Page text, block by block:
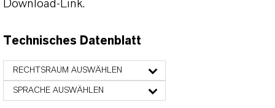
Download-Link.
Technisches Datenblatt
RECHTSRAUM AUSWÄHLEN
SPRACHE AUSWÄHLEN